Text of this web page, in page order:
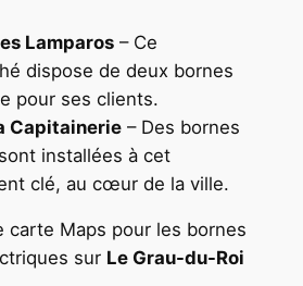
Lamparos– Ce
dispose de deux bornes
pour ses clients.
Capitainerie– Des bornes
installées à cet
clé, au cœur de la ville.
carte Maps pour les bornes
sur Le Grau-du-Roi